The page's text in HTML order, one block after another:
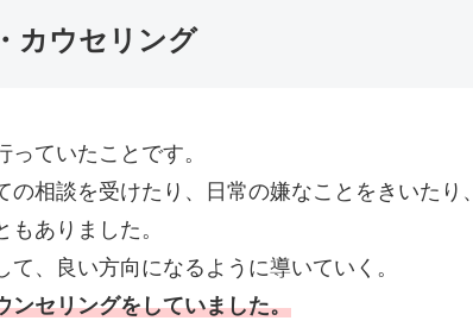
カウセリング
ていたことです。
相談を受けたり、日常の嫌なことをきいたり、
ありました。
、良い方向になるように導いていく。
ンセリングをしていました。